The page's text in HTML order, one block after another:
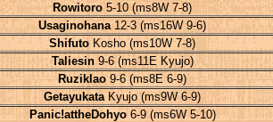
Rowitoro 5-10 (ms8W 7-8)
Usaginohana12-3 (ms16W 9-6)
ShifutoKosho (ms10W 7-8)
Taliesin9-6 (ms11E Kyujo)
Ruziklao 9-6 (ms8E 6-9)
GetayukataKyujo (ms9W 6-9)
Panic!attheDohyo6-9 (ms6W 5-10)